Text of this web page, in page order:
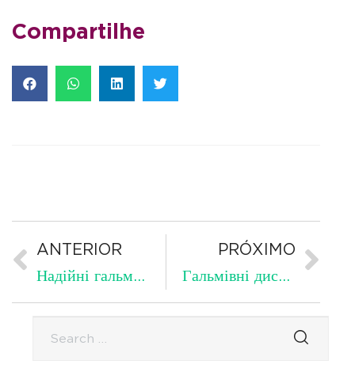
Compartilhe
ANTERIOR
Надійні гальма Zimmermann для VW Transporter T5 — безпека та довговічність – Барабан тормозной: надежная основа классических барабанных тормозов ::
PRÓXIMO
Гальмівні диски Zimmermann для Renault Laguna I: безпека та якість – Как выбрать тормозные колодки для авто?